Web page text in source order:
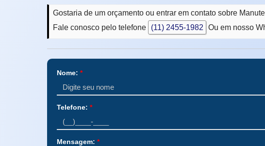
Gostaria de um orçamento ou entrar em contato sobre
Fale conosco pelo telefone
(11) 2455-1982 Ou em nosso
Nome:*
Telefone:*
Mensagem:*